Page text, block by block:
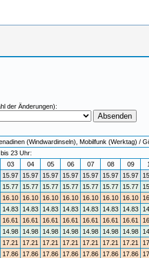
der Änderungen):
(Windwardinseln), Mobilfunk (Werktag) /
23 Uhr:
03 04 05 06 07 08 09
15.97 15.97 15.97 15.97 15.97 15.97 15.97
15.77 15.77 15.77 15.77 15.77 15.77 15.77
16.10 16.10 16.10 16.10 16.10 16.10 16.10
14.83 14.83 14.83 14.83 14.83 14.83 14.83
16.61 16.61 16.61 16.61 16.61 16.61 16.61
14.98 14.98 14.98 14.98 14.98 14.98 14.98
17.21 17.21 17.21 17.21 17.21 17.21 17.21
17.86 17.86 17.86 17.86 17.86 17.86 17.86